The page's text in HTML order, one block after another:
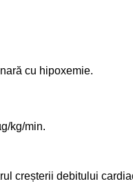
cu hipoxemie.
/kg/min.
creșterii debitului